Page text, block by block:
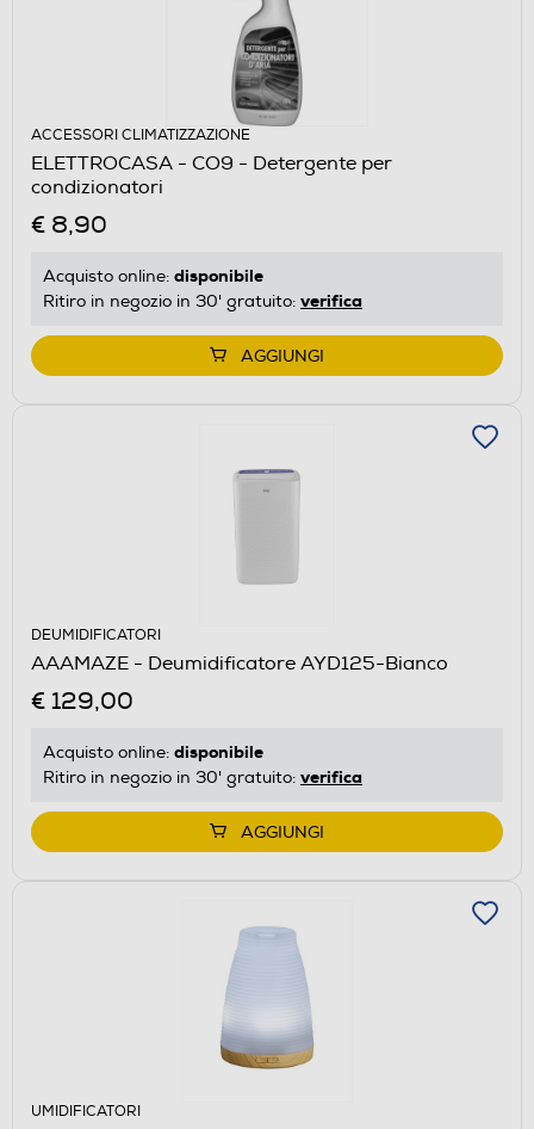
ACCESSORI CLIMATIZZAZIONE
ELETTROCASA - CO9 - Detergente per
condizionatori
€ 8,90
Acquisto online: disponibile
Ritiro in negozio in 30' gratuito: verifica
AGGIUNGI
DEUMIDIFICATORI
AAAMAZE - Deumidificatore AYD125-Bianco
€ 129,00
Acquisto online: disponibile
Ritiro in negozio in 30' gratuito: verifica
AGGIUNGI
UMIDIFICATORI